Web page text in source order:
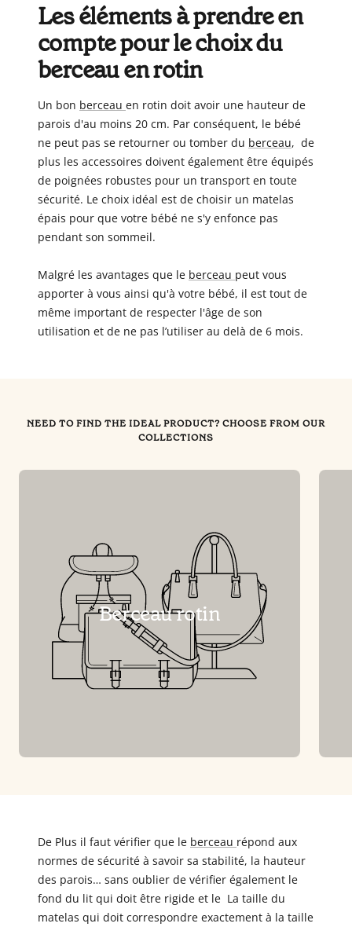
Les éléments à prendre en
compte pour le choix du
berceau en rotin
Un bon berceau en rotin doit avoir une hauteur de
parois d'au moins 20 cm. Par conséquent, le bébé
ne peut pas se retourner ou tomber du berceau, de
plus les accessoires doivent également être équipés
de poignées robustes pour un transport en toute
sécurité. Le choix idéal est de choisir un matelas
épais pour que votre bébé ne s'y enfonce pas
pendant son sommeil.
Malgré les avantages que le berceau peut vous
apporter à vous ainsi qu'à votre bébé, il est tout de
même important de respecter l'âge de son
utilisation et de ne pas l’utiliser au delà de 6 mois.
NEED TO FIND THE IDEAL PRODUCT? CHOOSE FROM OUR
COLLECTIONS
Berceau rotin
De Plus il faut vérifier que le berceau répond aux
normes de sécurité à savoir sa stabilité, la hauteur
des parois… sans oublier de vérifier également le
fond du lit qui doit être rigide et le La taille du
matelas qui doit correspondre exactement à la taille